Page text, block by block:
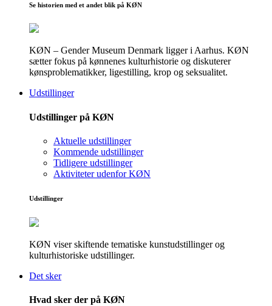
Se historien med et andet blik på KØN
KØN – Gender Museum Denmark ligger i Aarhus. KØN
sætter fokus på kønnenes kulturhistorie og diskuterer
kønsproblematikker, ligestilling, krop og seksualitet.
Udstillinger
Udstillinger på KØN
Aktuelle udstillinger
Kommende udstillinger
Tidligere udstillinger
Aktiviteter udenfor KØN
Udstillinger
KØN viser skiftende tematiske kunstudstillinger og
kulturhistoriske udstillinger.
Det sker
Hvad sker der på KØN